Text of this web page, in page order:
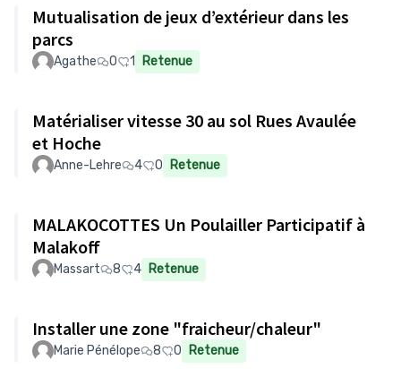
Mutualisation de jeux d’extérieur dans les
parcs
Agathe 0 1 Retenue
Matérialiser vitesse 30 au sol Rues Avaulée
et Hoche
Anne-Lehre 4 0 Retenue
MALAKOCOTTES Un Poulailler Participatif à
Malakoff
Massart 8 4 Retenue
Installer une zone "fraicheur/chaleur"
Marie Pénélope 8 0 Retenue